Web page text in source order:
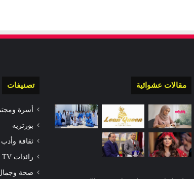
مقالات عشوائية تصنيفات
أسرة
بورتريه
ثقافة وأدب
رائدات TV
صحة